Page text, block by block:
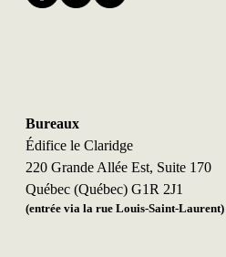
Bureaux
Édifice le Claridge
220 Grande Allée Est, Suite 170
Québec (Québec) G1R 2J1
(entrée via la rue Louis-Saint-Laurent)